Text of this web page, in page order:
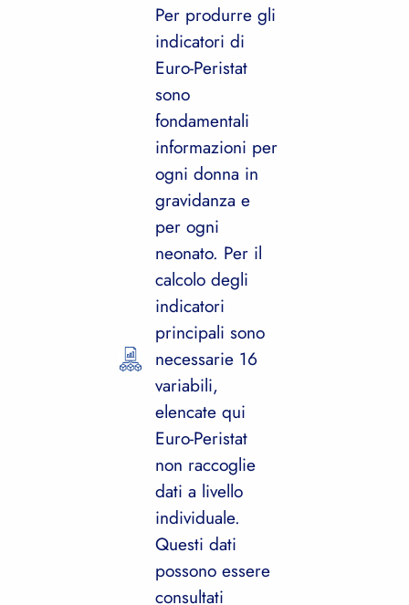
Per produrre gli
indicatori di
Euro-Peristat
sono
fondamentali
informazioni per
ogni donna in
gravidanza e
per ogni
neonato. Per il
calcolo degli
indicatori
principali sono
necessarie 16
variabili,
elencate qui
Euro-Peristat
non raccoglie
dati a livello
individuale.
Questi dati
possono essere
consultati